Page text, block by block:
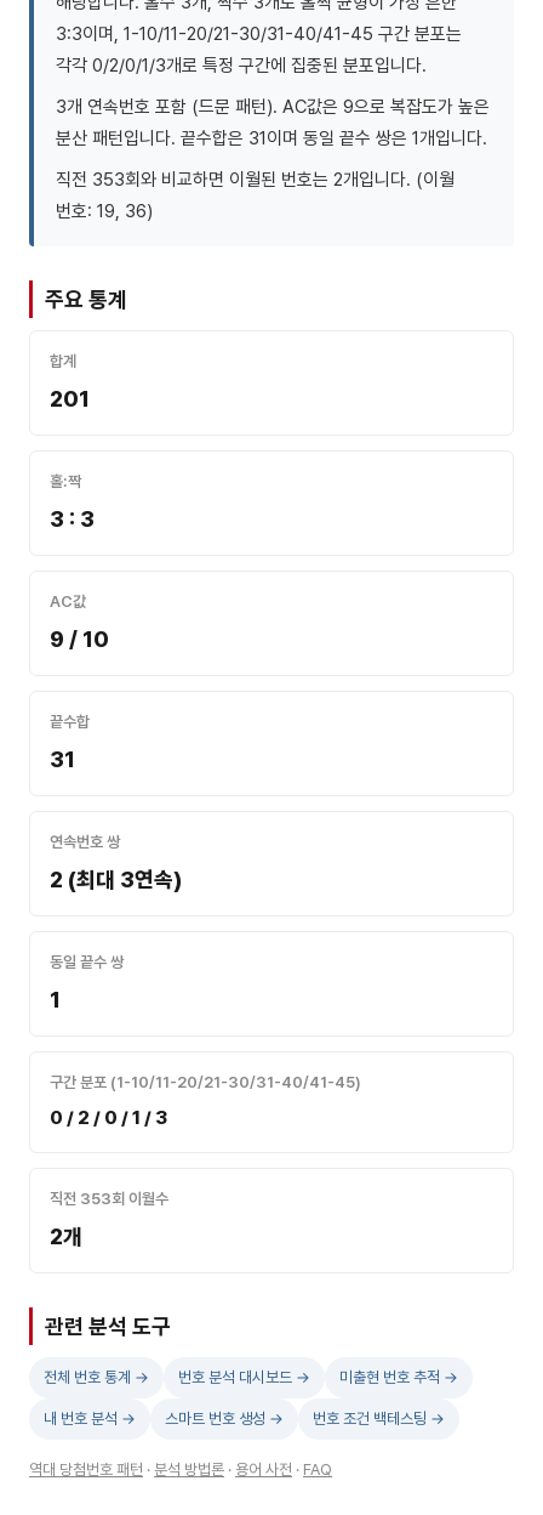
3:3이며, 1-10/11-20/21-30/31-40/41-45 구간 분포는
각각 0/2/0/1/3개로 특정 구간에 집중된 분포입니다.
3개 연속번호 포함 (드문 패턴). AC값은 9으로 복잡도가 높은
분산 패턴입니다. 끝수합은 31이며 동일 끝수 쌍은 1개입니다.
직전 353회와 비교하면 이월된 번호는 2개입니다. (이월
번호: 19, 36)
주요 통계
합계
201
홀:짝
3 : 3
AC값
9 / 10
끝수합
31
연속번호 쌍
2 (최대 3연속)
동일 끝수 쌍
1
구간 분포 (1-10/11-20/21-30/31-40/41-45)
0 / 2 / 0 / 1 / 3
직전 353회 이월수
2개
관련 분석 도구
전체 번호 통계 → 번호 분석 대시보드 → 미출현 번호 추적 →
내 번호 분석 → 스마트 번호 생성 → 번호 조건 백테스팅 →
역대 당첨번호 패턴 · 분석 방법론 · 용어 사전 · FAQ